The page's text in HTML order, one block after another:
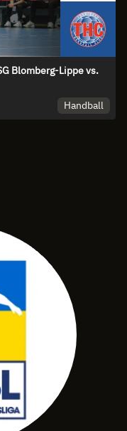
Blomberg-Lippe vs.
Handball